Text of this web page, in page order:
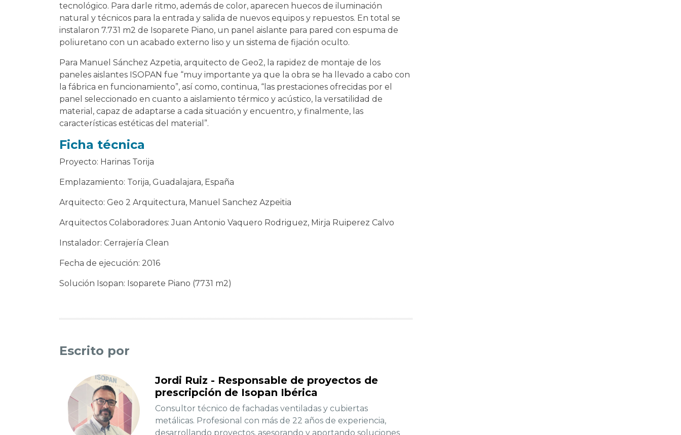
tecnológico. Para darle ritmo, además de color, aparecen huecos de iluminación
natural y técnicos para la entrada y salida de nuevos equipos y repuestos. En total se
instalaron 7.731 m2 de Isoparete Piano, un panel aislante para pared con espuma de
poliuretano con un acabado externo liso y un sistema de fijación oculto.
Para Manuel Sánchez Azpetia, arquitecto de Geo2, la rapidez de montaje de los
paneles aislantes ISOPAN fue “muy importante ya que la obra se ha llevado a cabo con
la fábrica en funcionamiento”, así como, continua, “las prestaciones ofrecidas por el
panel seleccionado en cuanto a aislamiento térmico y acústico, la versatilidad de
material, capaz de adaptarse a cada situación y encuentro, y finalmente, las
características estéticas del material”.
Ficha técnica
Proyecto: Harinas Torija
Emplazamiento: Torija, Guadalajara, España
Arquitecto: Geo 2 Arquitectura, Manuel Sanchez Azpeitia
Arquitectos Colaboradores: Juan Antonio Vaquero Rodriguez, Mirja Ruiperez Calvo
Instalador: Cerrajería Clean
Fecha de ejecución: 2016
Solución Isopan: Isoparete Piano (7731 m2)
Escrito por
Jordi Ruiz - Responsable de proyectos de
prescripción de Isopan Ibérica
Consultor técnico de fachadas ventiladas y cubiertas
metálicas. Profesional con más de 22 años de experiencia,
desarrollando proyectos, asesorando y aportando soluciones